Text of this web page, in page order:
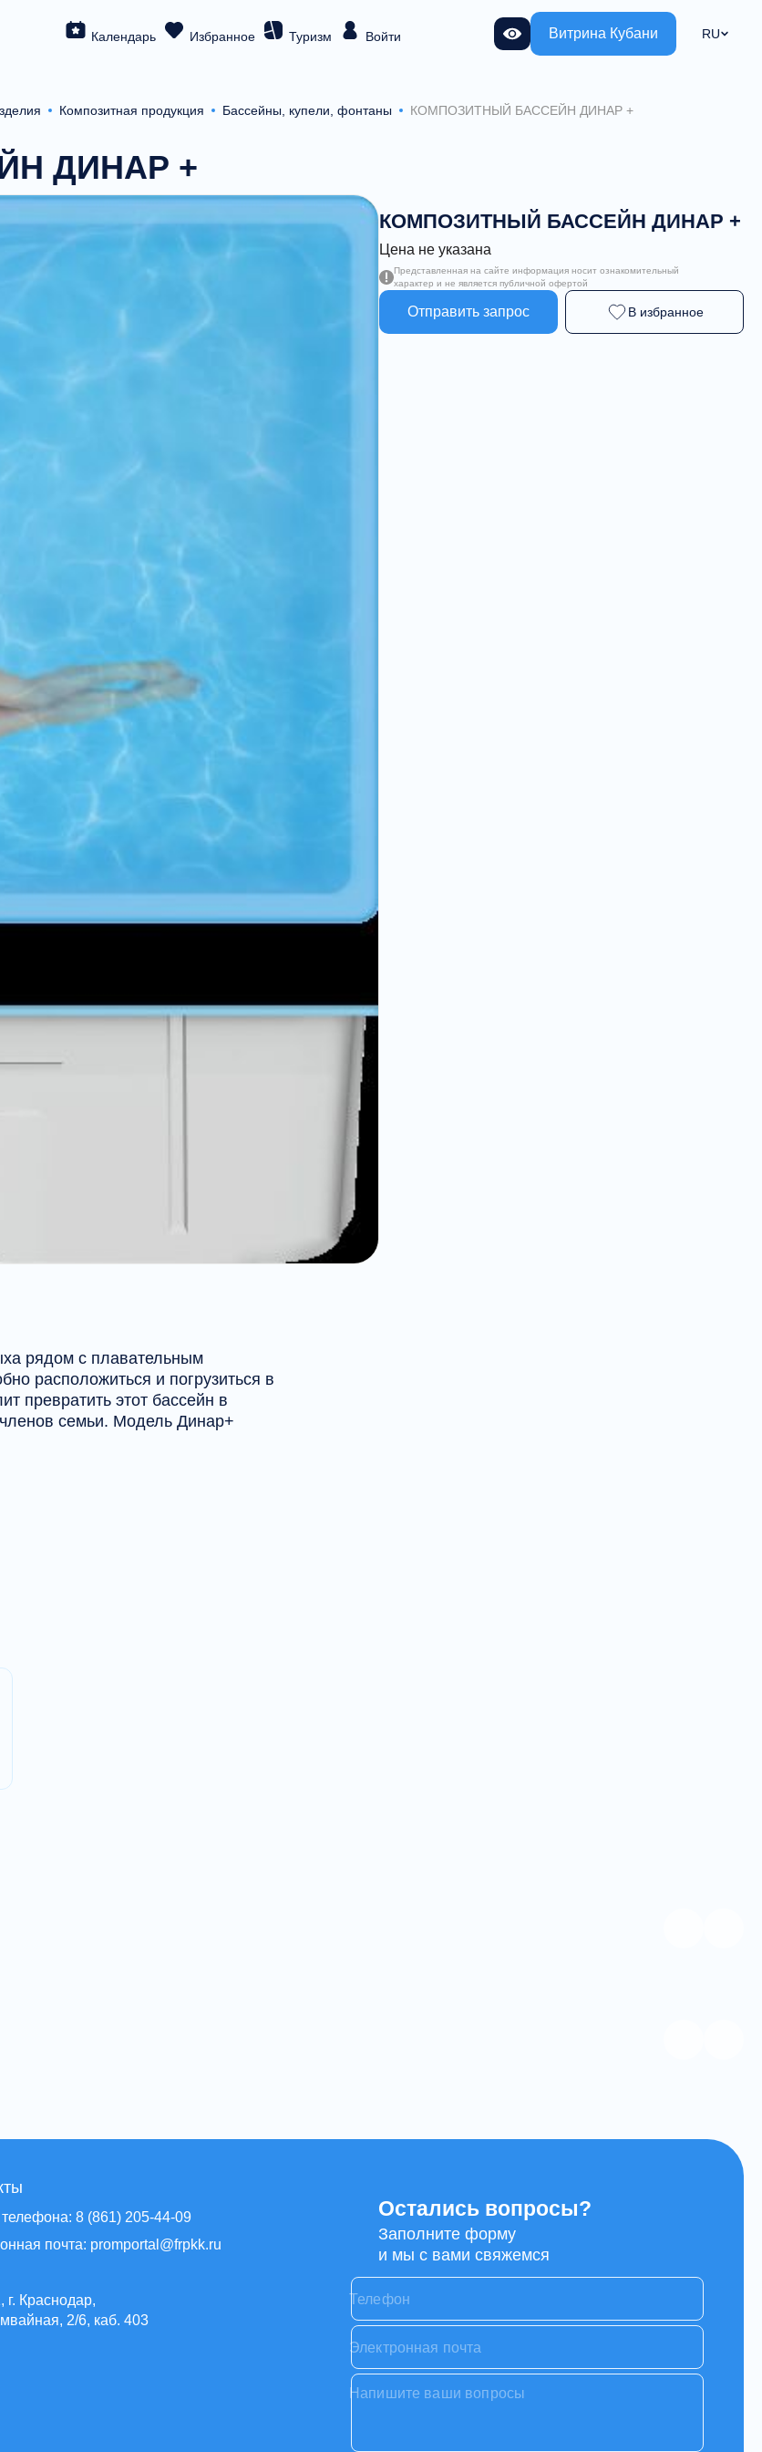
Календарь Избранное Туризм Войти Витрина Кубани RU
Композитная продукция Бассейны, купели, фонтаны КОМПОЗИТНЫЙ БАССЕЙН ДИНАР +
ДИНАР +
КОМПОЗИТНЫЙ БАССЕЙН ДИНАР +
Цена не указана
Представленная на сайте информация носит ознакомительный
характер и не является публичной офертой
Отправить запрос В избранное
рядом с плавательным
расположиться и погрузиться в
превратить этот бассейн в
семьи. Модель Динар+
8 (861) 205-44-09
почта: promportal@frpkk.ru
г. Краснодар,
2/6, каб. 403
Остались вопросы?
Заполните форму
и мы с вами свяжемся